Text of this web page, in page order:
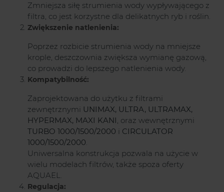
Zmniejsza siłę strumienia wody wypływającego z
filtra, co jest korzystne dla delikatnych ryb i roślin.
Zwiększenie natlenienia:
Poprzez rozbicie strumienia wody na mniejsze
krople, deszczownia zwiększa wymianę gazową,
co prowadzi do lepszego natlenienia wody.
Kompatybilność:
Zaprojektowana do użytku z filtrami
zewnętrznymi UNIMAX, ULTRA, ULTRAMAX,
HYPERMAX, MAXI KANI, oraz wewnętrznymi
TURBO 1000/1500/2000
CIRCULATOR
1000/1500/2000.
Uniwersalna konstrukcja pozwala na użycie w
wielu modelach filtrów, także spoza oferty
AQUAEL.
Regulacja: